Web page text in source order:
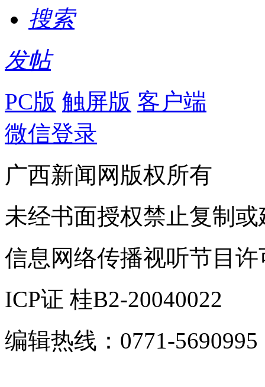
搜索
发帖
PC版 触屏版 客户端
微信登录
广西新闻网版权所有
未经书面授权禁止复制
信息网络传播视听节目许
ICP证 桂B2-20040022
编辑热线：0771-5690995